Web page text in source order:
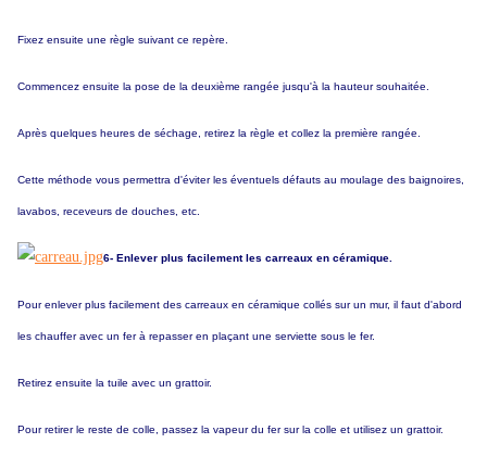
Fixez ensuite une règle suivant ce repère.
Commencez ensuite la pose de la deuxième rangée jusqu'à la hauteur souhaitée.
Après quelques heures de séchage, retirez la règle et collez la première rangée.
Cette méthode vous permettra d'éviter les éventuels défauts au moulage des baignoires,
lavabos, receveurs de douches, etc.
6- Enlever plus facilement les carreaux en céramique.
Pour enlever plus facilement des carreaux en céramique collés sur un mur, il faut d'abord
les chauffer avec un fer à repasser en plaçant une serviette sous le fer.
Retirez ensuite la tuile avec un grattoir.
Pour retirer le reste de colle, passez la vapeur du fer sur la colle et utilisez un grattoir.